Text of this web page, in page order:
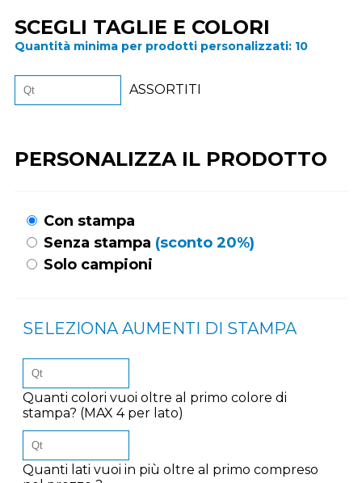
SCEGLI TAGLIE E COLORI
Quantità minima per prodotti personalizzati: 10
ASSORTITI
PERSONALIZZA IL PRODOTTO
Con stampa
Senza stampa (sconto 20%)
Solo campioni
SELEZIONA AUMENTI DI STAMPA
Quanti colori vuoi oltre al primo colore di
stampa? (MAX 4 per lato)
Quanti lati vuoi in più oltre al primo compreso